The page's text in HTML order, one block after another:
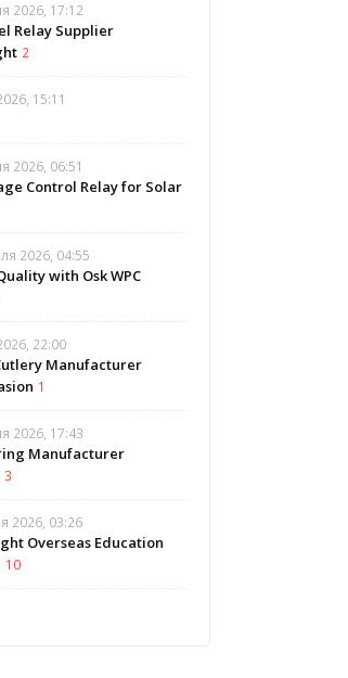
2026, 17:12
Relay Supplier
2
15:11
2026, 06:51
Control Relay for Solar
2026, 04:55
with Osk WPC
22:00
Manufacturer
1
2026, 17:43
Manufacturer
3
2026, 03:26
Overseas Education
10